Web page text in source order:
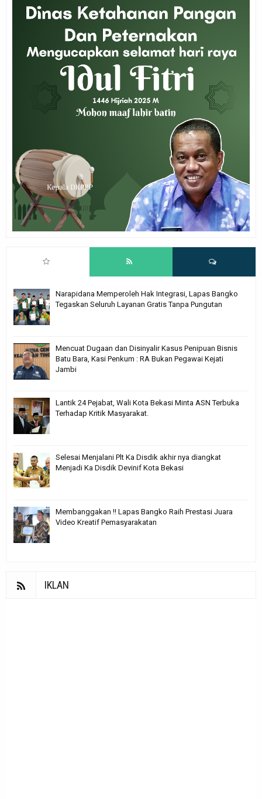
Narapidana Memperoleh Hak Integrasi, Lapas Bangko
Tegaskan Seluruh Layanan Gratis Tanpa Pungutan
Mencuat Dugaan dan Disinyalir Kasus Penipuan Bisnis
Batu Bara, Kasi Penkum : RA Bukan Pegawai Kejati
Jambi
Lantik 24 Pejabat, Wali Kota Bekasi Minta ASN Terbuka
Terhadap Kritik Masyarakat.
Selesai Menjalani Plt Ka Disdik akhir nya diangkat
Menjadi Ka Disdik Devinif Kota Bekasi
Membanggakan !! Lapas Bangko Raih Prestasi Juara
Video Kreatif Pemasyarakatan
IKLAN